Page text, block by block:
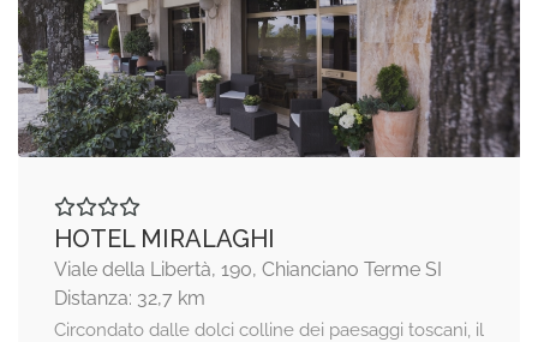
HOTEL MIRALAGHI
Viale della Libertà, 190, Chianciano Terme SI
Distanza: 32,7 km
Circondato dalle dolci colline dei paesaggi toscani, il